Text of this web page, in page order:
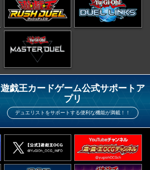
遊戯王カードゲーム公式サポートア
プリ
デュエリストをサポートする便利な機能が満載！！